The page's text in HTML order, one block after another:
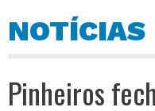
NOTÍCIAS
Pinheiros